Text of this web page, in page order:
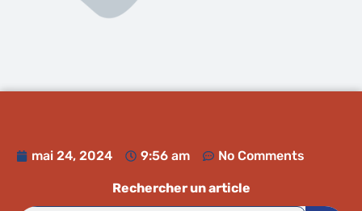
mai 24, 2024 9:56 am No Comments
Rechercher un article